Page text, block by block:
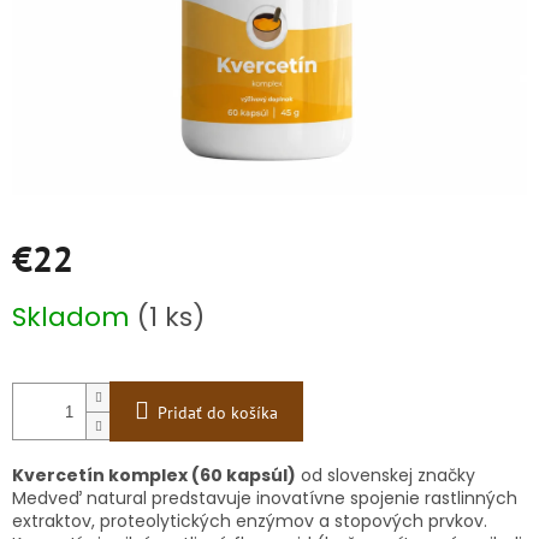
€22
cena:
Skladom (1 ks)
Pridať do košíka
Kvercetín komplex (60 kapsúl) od slovenskej značky
Medveď natural predstavuje inovatívne spojenie rastlinných
extraktov, proteolytických enzýmov a stopových prvkov.